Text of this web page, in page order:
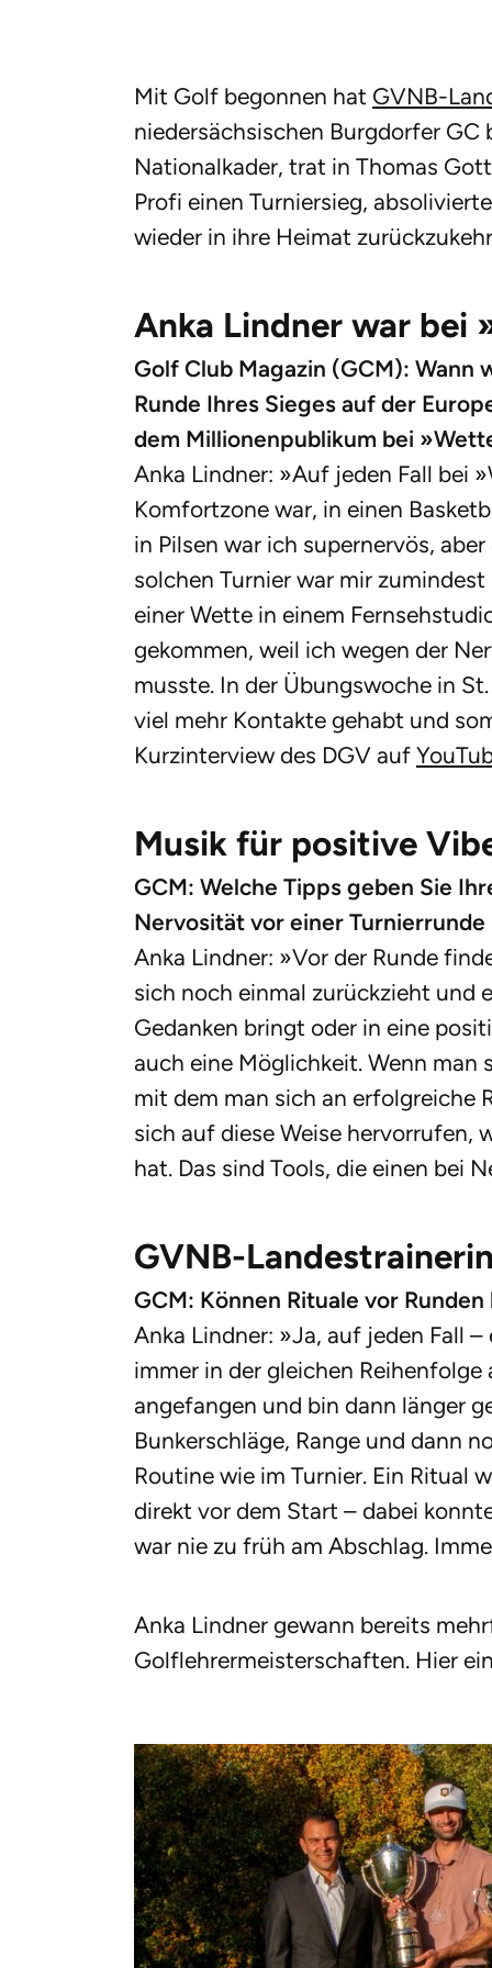
Mit Golf begonnen hat GVNB-
niedersächsischen Burgdorfer
Nationalkader, trat in Thomas
Profi einen Turniersieg,
wieder in ihre Heimat
Anka Lindner war bei
Golf Club Magazin (GCM): Wann
Runde Ihres Sieges auf der
dem Millionenpublikum bei
Anka Lindner: »Auf jeden Fall bei
Komfortzone war, in einen
in Pilsen war ich supernervös,
solchen Turnier war mir
einer Wette in einem
gekommen, weil ich wegen der
musste. In der Übungswoche in
viel mehr Kontakte gehabt und
Kurzinterview des DGV auf
Musik für positive
GCM: Welche Tipps geben Sie
Nervosität vor einer Turnierrunde
Anka Lindner: »Vor der Runde
sich noch einmal zurückzieht und
Gedanken bringt oder in eine
auch eine Möglichkeit. Wenn
mit dem man sich an erfolgreiche
sich auf diese Weise hervorrufen,
hat. Das sind Tools, die einen bei
GVNB-
GCM: Können Rituale vor
Anka Lindner: »Ja, auf jeden Fall
immer in der gleichen
angefangen und bin dann länger
Bunkerschläge, Range und dann
Routine wie im Turnier. Ein Ritual
direkt vor dem Start – dabei
war nie zu früh am Abschlag.
Anka Lindner gewann bereits
Golflehrermeisterschaften. Hier